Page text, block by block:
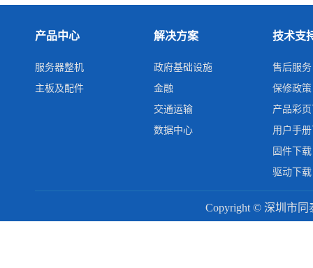
产品中心
服务器整机
主板及配件
解决方案
政府基础设施
金融
交通运输
数据中心
技术支
售后服务
保修政策
产品彩
用户手
固件下载
驱动下载
Copyright © 深圳市同